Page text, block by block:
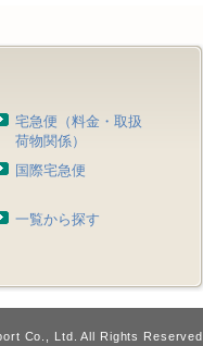
宅急便（料金・取扱
荷物関係）
国際宅急便
一覧から探す
Co., Ltd. All Rights Reserved.